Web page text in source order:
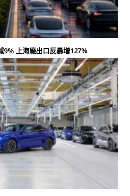
9% 上海廠出口反暴增127%